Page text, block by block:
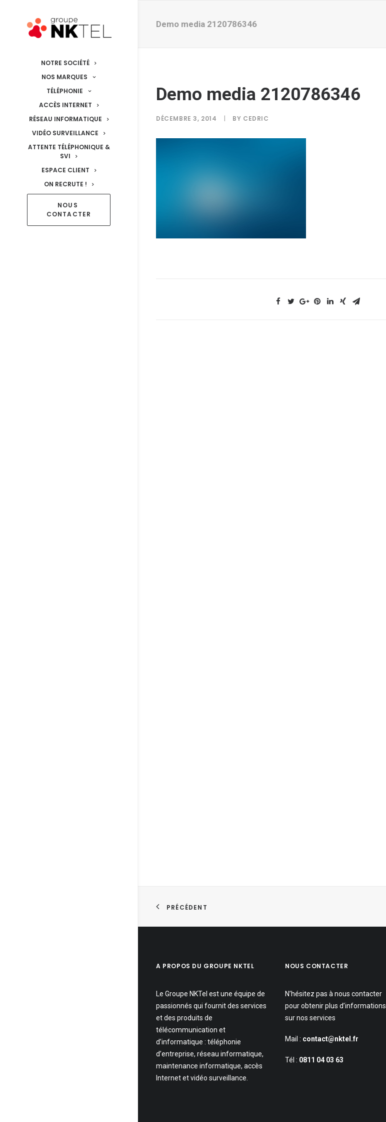
NOTRE SOCIÉTÉ
NOS MARQUES
TÉLÉPHONIE
ACCÈS INTERNET
RÉSEAU INFORMATIQUE
VIDÉO SURVEILLANCE
ATTENTE TÉLÉPHONIQUE &
SVI
ESPACE CLIENT
ON RECRUTE !
NOUS
CONTACTER
Demo media 2120786346
Demo media 2120786346
DÉCEMBRE 3, 2014 | BY CEDRIC
PRÉCÉDENT
A PROPOS DU GROUPE NKTEL
Le Groupe NKTel est une équipe de
passionnés qui fournit des services
et des produits de
télécommunication et
d’informatique : téléphonie
d’entreprise, réseau informatique,
maintenance informatique, accès
Internet et vidéo surveillance.
NOUS CONTACTER
N’hésitez pas à nous contacter
pour obtenir plus d’informations
sur nos services
Mail : contact@nktel.fr
Tél : 0811 04 03 63